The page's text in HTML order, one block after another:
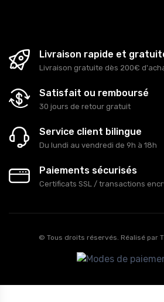
Livraison rapide et
Livraison gratuite dès 200€
Satisfait ou remboursé
30 jours de retour gratuit
Service client bilingue
Du lundi au vendredi de 9h à 18h
Paiements sécurisés
Certificats SSL / transactions
© Tous droits réservés. Réalisé par